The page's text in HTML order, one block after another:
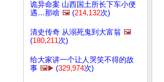
诡异命案 山西国土所长下车小便
遇…那啥 🖼️ (214,132次)
清史传奇 从溺死鬼到大富翁 🖼️
(180,211次)
给大家讲一个让人哭笑不得的故
事 🖼️▶️ (329,974次)